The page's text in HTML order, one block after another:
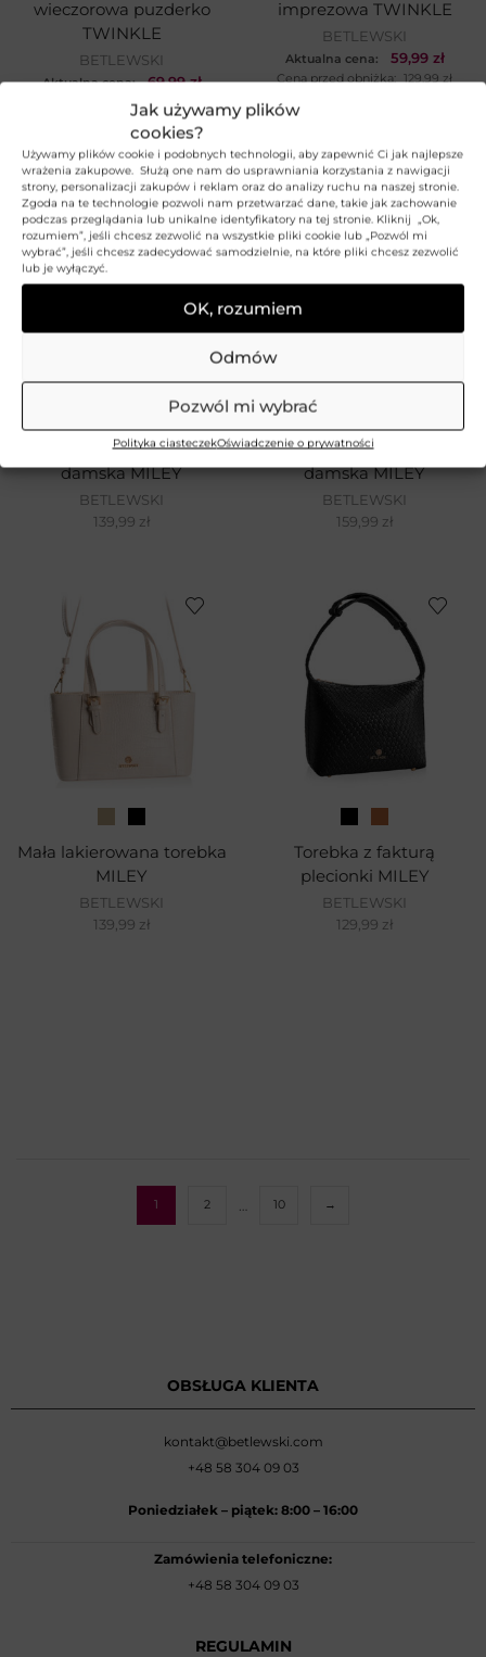
Jak używamy plików
cookies?
Używamy plików cookie i podobnych technologii, aby zapewnić Ci jak najlepsze
wrażenia zakupowe. Służą one nam do usprawniania korzystania z nawigacji
strony, personalizacji zakupów i reklam oraz do analizy ruchu na naszej stronie.
Zgoda na te technologie pozwoli nam przetwarzać dane, takie jak zachowanie
podczas przeglądania lub unikalne identyfikatory na tej stronie. Kliknij „Ok,
rozumiem”, jeśli chcesz zezwolić na wszystkie pliki cookie lub „Pozwól mi
wybrać”, jeśli chcesz zadecydować samodzielnie, na które pliki chcesz zezwolić
lub je wyłączyć.
OK, rozumiem
Odmów
Pozwól mi wybrać
Polityka ciasteczekOświadczenie o prywatności
wieczorowa puzderko
TWINKLE
BETLEWSKI
Aktualna cena: 69,99zł
Cena przed obniżką: 129,99
Najniższa cena z 30 dni:129,99 zł
imprezowa TWINKLE
BETLEWSKI
Aktualna cena: 59,99 zł
Cena przed obniżką: 129,99zł
Usztywniana torebka
damska MILEY
BETLEWSKI
139,99 zł
Wizytowa torebka
damska MILEY
BETLEWSKI
159,99 zł
Mała lakierowana torebka
MILEY
BETLEWSKI
139,99 zł
Torebka z fakturą
plecionki MILEY
BETLEWSKI
129,99 zł
1 2 10 →
OBSŁUGA KLIENTA
kontakt@betlewski.com
+48 58 304 09 03
Poniedziałek – piątek: 8:00 – 16:00
Zamówienia telefoniczne:
+48 58 304 09 03
REGULAMIN